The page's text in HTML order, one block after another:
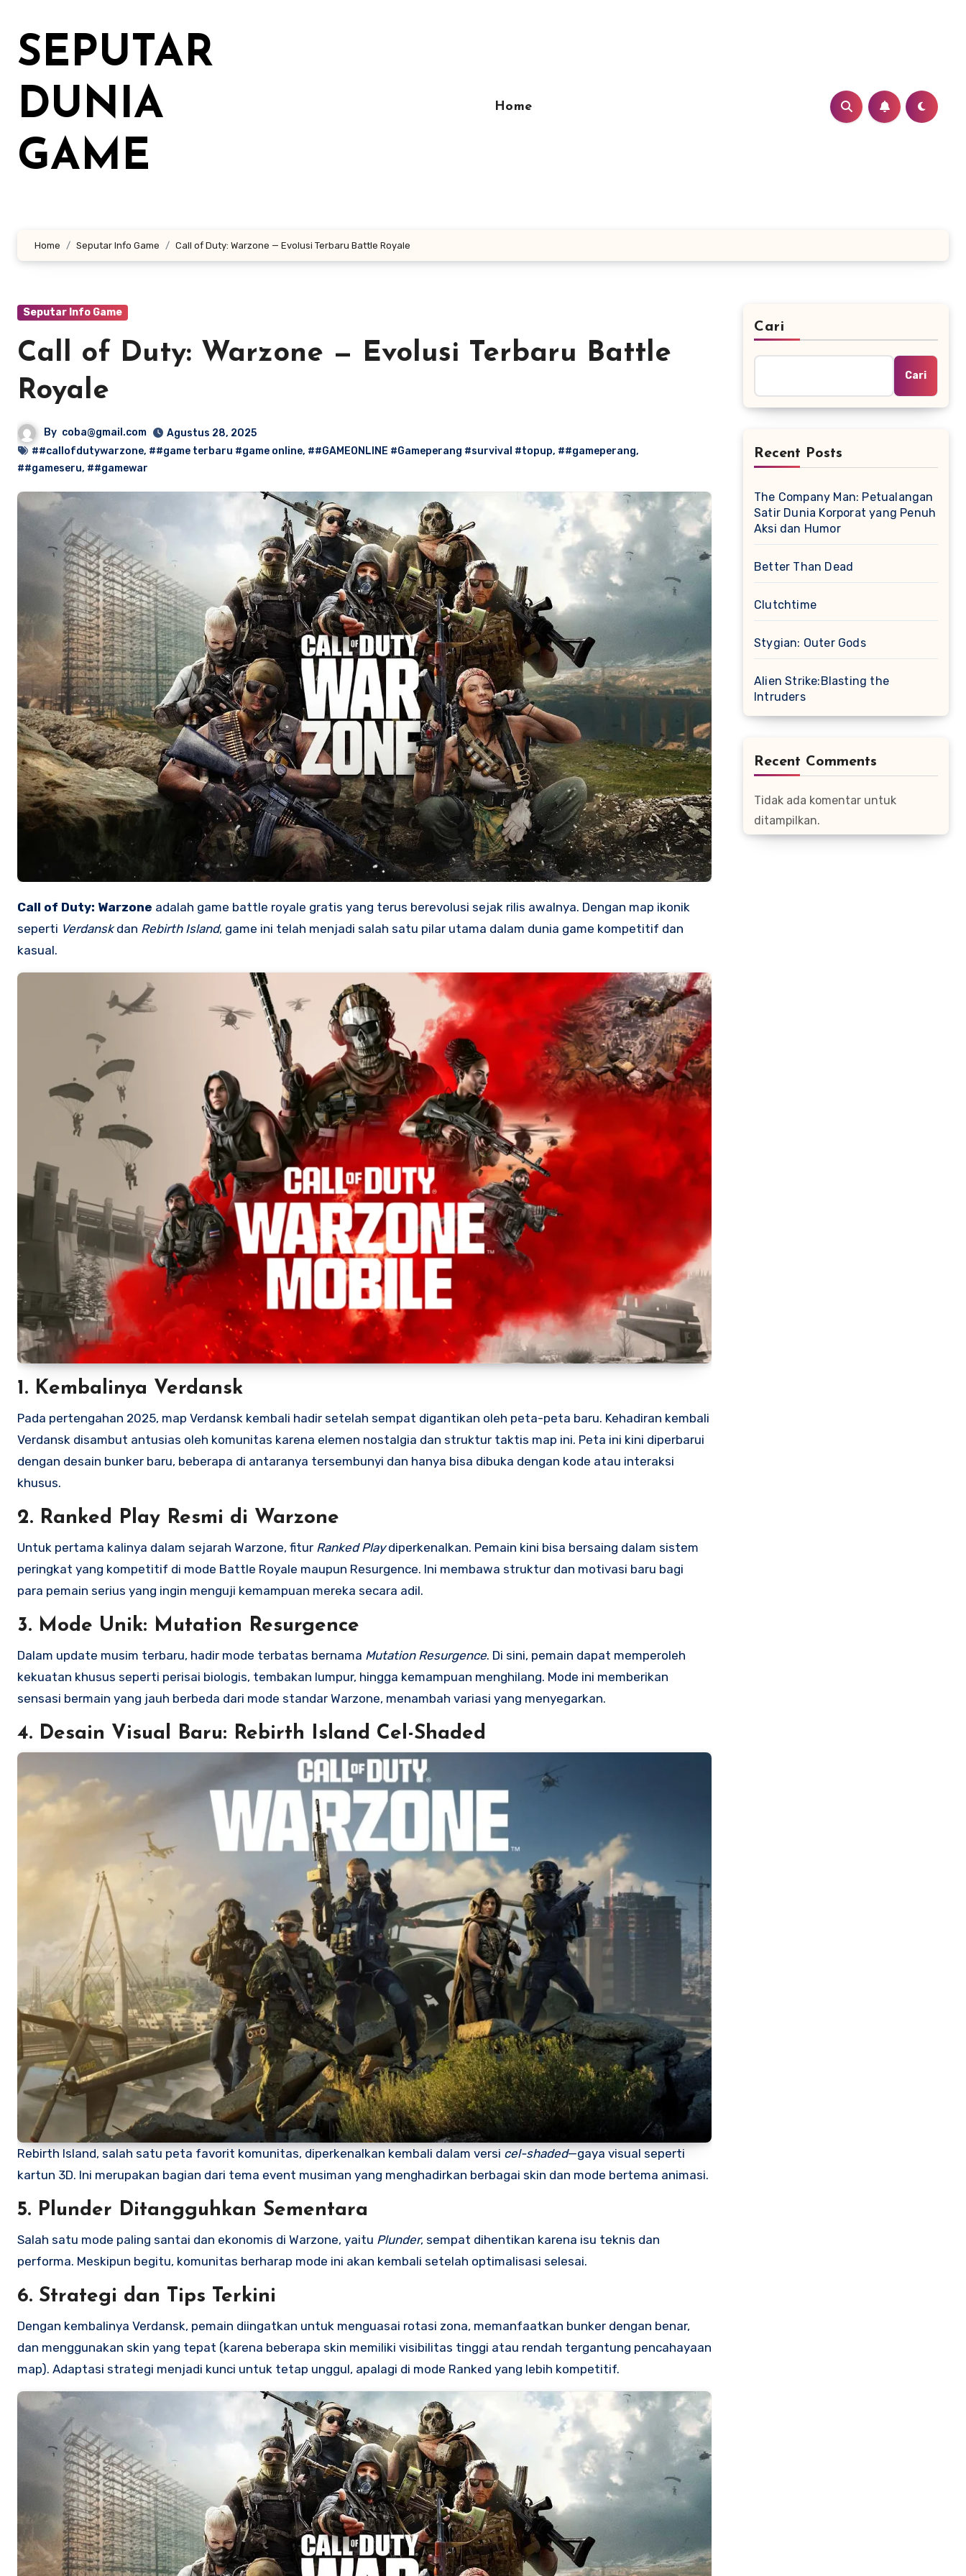
kontenSEPUTAR
DUNIA
GAME
Home
Home Seputar Info Game Call of Duty: Warzone — Evolusi Terbaru Battle Royale
Seputar Info Game
Call of Duty: Warzone — Evolusi Terbaru Battle
Royale
By coba@gmail.com
Agustus 28, 2025
##callofdutywarzone, ##game terbaru #game online, ##GAMEONLINE #Gameperang #survival #topup, ##gameperang,
##gameseru, ##gamewar
Call of Duty: Warzone adalah game battle royale gratis yang terus berevolusi sejak rilis awalnya. Dengan map ikonik
seperti Verdanskdan Rebirth Island, game ini telah menjadi salah satu pilar utama dalam dunia game kompetitif dan
kasual.
1. Kembalinya Verdansk
Pada pertengahan 2025, map Verdansk kembali hadir setelah sempat digantikan oleh peta-peta baru. Kehadiran kembali
Verdansk disambut antusias oleh komunitas karena elemen nostalgia dan struktur taktis map ini. Peta ini kini diperbarui
dengan desain bunker baru, beberapa di antaranya tersembunyi dan hanya bisa dibuka dengan kode atau interaksi
khusus.
2. Ranked Play Resmi di Warzone
Untuk pertama kalinya dalam sejarah Warzone, fitur Ranked Playdiperkenalkan. Pemain kini bisa bersaing dalam sistem
peringkat yang kompetitif di mode Battle Royale maupun Resurgence. Ini membawa struktur dan motivasi baru bagi
para pemain serius yang ingin menguji kemampuan mereka secara adil.
3. Mode Unik: Mutation Resurgence
Dalam update musim terbaru, hadir mode terbatas bernama Mutation Resurgence. Di sini, pemain dapat memperoleh
kekuatan khusus seperti perisai biologis, tembakan lumpur, hingga kemampuan menghilang. Mode ini memberikan
sensasi bermain yang jauh berbeda dari mode standar Warzone, menambah variasi yang menyegarkan.
4. Desain Visual Baru: Rebirth Island Cel-Shaded
Rebirth Island, salah satu peta favorit komunitas, diperkenalkan kembali dalam versi cel-shaded—gaya visual seperti
kartun 3D. Ini merupakan bagian dari tema event musiman yang menghadirkan berbagai skin dan mode bertema animasi.
5. Plunder Ditangguhkan Sementara
Salah satu mode paling santai dan ekonomis di Warzone, yaitu Plunder, sempat dihentikan karena isu teknis dan
performa. Meskipun begitu, komunitas berharap mode ini akan kembali setelah optimalisasi selesai.
6. Strategi dan Tips Terkini
Dengan kembalinya Verdansk, pemain diingatkan untuk menguasai rotasi zona, memanfaatkan bunker dengan benar,
dan menggunakan skin yang tepat (karena beberapa skin memiliki visibilitas tinggi atau rendah tergantung pencahayaan
map). Adaptasi strategi menjadi kunci untuk tetap unggul, apalagi di mode Ranked yang lebih kompetitif.
Cari
Cari
Recent Posts
The Company Man: Petualangan
Satir Dunia Korporat yang Penuh
Aksi dan Humor
Better Than Dead
Clutchtime
Stygian: Outer Gods
Alien Strike:Blasting the
Intruders
Recent Comments
Tidak ada komentar untuk
ditampilkan.